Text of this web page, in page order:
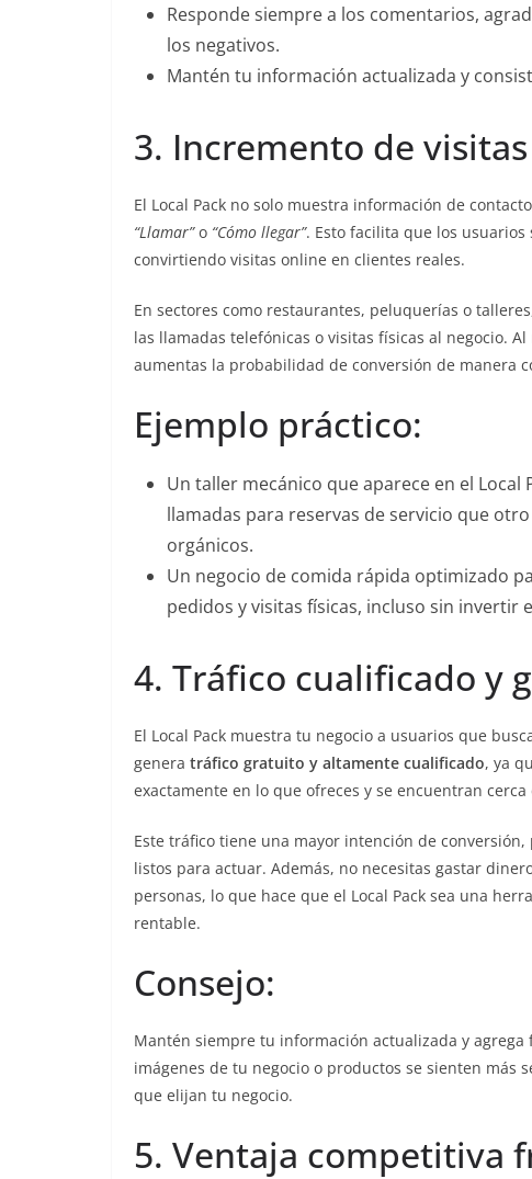
Responde siempre a los comentarios,
los negativos.
Mantén tu información actualizada y
3. Incremento de
El Local Pack no solo muestra información de
“Llamar”o “Cómo llegar”. Esto facilita que los
convirtiendo visitas online en clientes reales.
En sectores como restaurantes, peluquerías o
las llamadas telefónicas o visitas físicas al negocio.
aumentas la probabilidad de conversión de manera
Ejemplo práctico:
Un taller mecánico que aparece en el Local
llamadas para reservas de servicio que
orgánicos.
Un negocio de comida rápida optimizado
pedidos y visitas físicas, incluso sin invertir
4. Tráfico cualificado y
El Local Pack muestra tu negocio a usuarios que
genera tráfico gratuito y altamente cualificado, ya
exactamente en lo que ofreces y se encuentran
Este tráfico tiene una mayor intención de
listos para actuar. Además, no necesitas gastar
personas, lo que hace que el Local Pack sea una
rentable.
Consejo:
Mantén siempre tu información actualizada y
imágenes de tu negocio o productos se sienten más
que elijan tu negocio.
5. Ventaja competitiva